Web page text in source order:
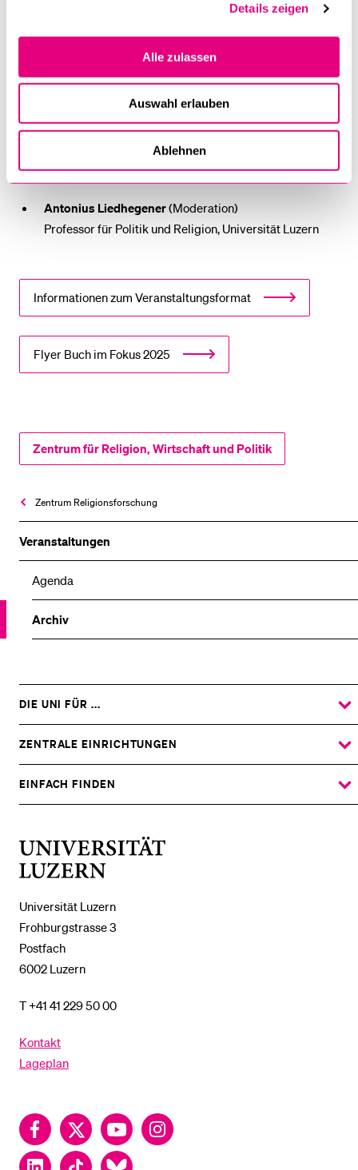
Details zeigen
Alle zulassen
Auswahl erlauben
Ablehnen
Zentrum Religionsforschung
Veranstaltungen
Agenda
Archiv
Laurent Goetschel
Professor für Politikwissenschaft an der Universität
Basel und Direktor der Schweizerischen
Friedensstiftung (swisspeace)
Esther Gassser
Studentin des Masterstudiengangs Religion –
Wirtschaft – Politik
Antonius Liedhegener(Moderation)
Professor für Politik und Religion, Universität Luzern
Informationen zum Veranstaltungsformat
Flyer Buch im Fokus 2025
Zentrum für Religion, Wirtschaft und Politik
Universität Luzern
Frohburgstrasse 3
Postfach
6002 Luzern
T +41 41 229 50 00
Kontakt
Lageplan
FacebookTwitter YouTubeInstagram
LinkedInTikTok Bluesky
DIE UNI FÜR ...
ZEIGE
DAS
UNTERMENÜ
ZENTRALE EINRICHTUNGEN
ZEIGE
DAS
UNTERMENÜ
EINFACH FINDEN
ZEIGE
DAS